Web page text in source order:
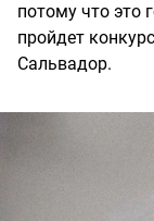
потому что это
пройдет
Сальвадор.